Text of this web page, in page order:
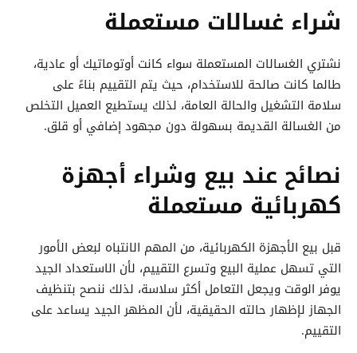
شراء غسالات مستعملة
نشتري الغسالات المستعملة سواء كانت أوتوماتيك أو عادية،
طالما كانت صالحة للاستخدام، حيث يتم التقييم بناءً على
سلامة التشغيل والحالة العامة، لذلك يستطيع العميل التخلص
من الغسالة القديمة بسهولة دون مجهود إضافي أو قلق.
نصائح عند بيع وشراء أجهزة
كهربائية مستعملة
قبل بيع الأجهزة الكهربائية، من المهم الانتباه لبعض الأمور
التي تسهل عملية البيع وتسرع التقييم، لأن الاستعداد الجيد
يوفر الوقت ويجعل التعامل أكثر سلاسة، لذلك ننصح بتنظيف
الجهاز لإظهار حالته الحقيقية، لأن المظهر الجيد يساعد على
التقييم.